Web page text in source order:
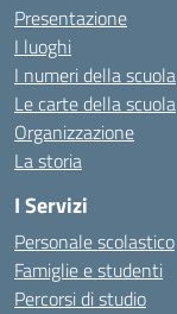
Presentazione
I luoghi
I numeri della scuola
Le carte della scuola
Organizzazione
La storia
I Servizi
Personale scolastico
Famiglie e studenti
Percorsi di studio